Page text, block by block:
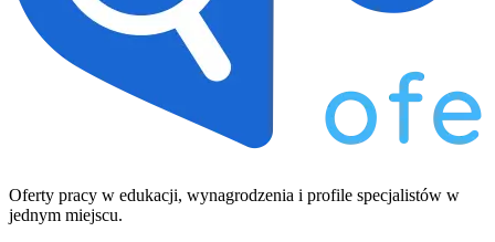
Oferty pracy w edukacji, wynagrodzenia i profile specjalistów w
jednym miejscu.